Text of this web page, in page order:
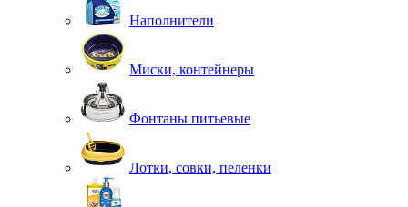
Наполнители
Миски, контейнеры
Фонтаны питьевые
Лотки, совки, пеленки